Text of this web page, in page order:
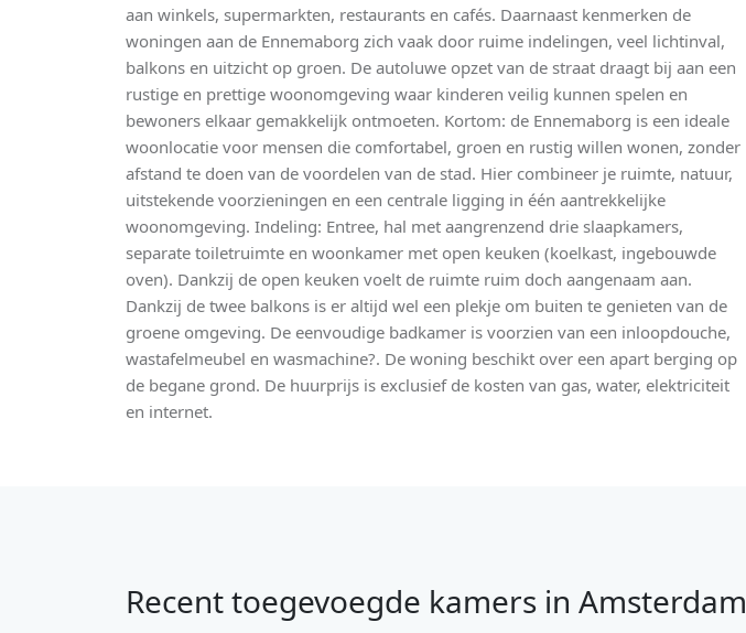
aan winkels, supermarkten, restaurants en cafés. Daarnaast kenmerken de
woningen aan de Ennemaborg zich vaak door ruime indelingen, veel lichtinval,
balkons en uitzicht op groen. De autoluwe opzet van de straat draagt bij aan een
rustige en prettige woonomgeving waar kinderen veilig kunnen spelen en
bewoners elkaar gemakkelijk ontmoeten. Kortom: de Ennemaborg is een ideale
woonlocatie voor mensen die comfortabel, groen en rustig willen wonen, zonder
afstand te doen van de voordelen van de stad. Hier combineer je ruimte, natuur,
uitstekende voorzieningen en een centrale ligging in één aantrekkelijke
woonomgeving. Indeling: Entree, hal met aangrenzend drie slaapkamers,
separate toiletruimte en woonkamer met open keuken (koelkast, ingebouwde
oven). Dankzij de open keuken voelt de ruimte ruim doch aangenaam aan.
Dankzij de twee balkons is er altijd wel een plekje om buiten te genieten van de
groene omgeving. De eenvoudige badkamer is voorzien van een inloopdouche,
wastafelmeubel en wasmachine?. De woning beschikt over een apart berging op
de begane grond. De huurprijs is exclusief de kosten van gas, water, elektriciteit
en internet.
Recent toegevoegde kamers in Amsterdam